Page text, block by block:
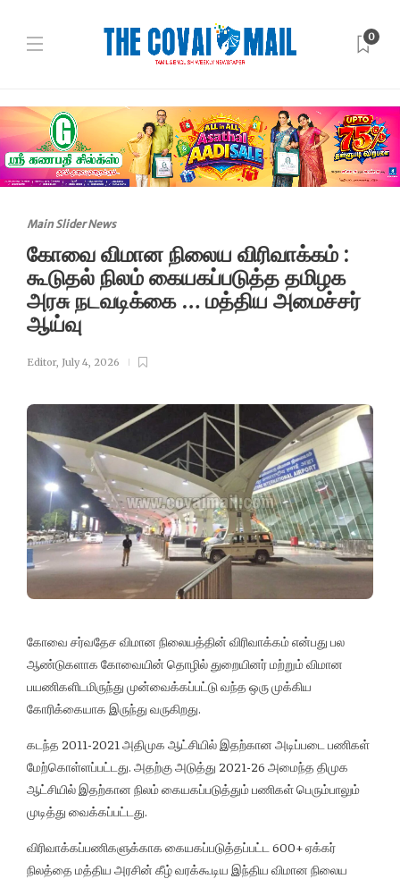
0
Main Slider News
கோவை விமான நிலைய விரிவாக்கம் :
கூடுதல் நிலம் கையகப்படுத்த தமிழக
அரசு நடவடிக்கை … மத்திய அமைச்சர்
ஆய்வு
Editor, July 4, 2026
கோவை சர்வதேச விமான நிலையத்தின் விரிவாக்கம் என்பது பல
ஆண்டுகளாக கோவையின் தொழில் துறையினர் மற்றும் விமான
பயணிகளிடமிருந்து முன்வைக்கப்பட்டு வந்த ஒரு முக்கிய
கோரிக்கையாக இருந்து வருகிறது.
கடந்த 2011-2021 அதிமுக ஆட்சியில் இதற்கான அடிப்படை பணிகள்
மேற்கொள்ளப்பட்டது. அதற்கு அடுத்து 2021-26 அமைந்த திமுக
ஆட்சியில் இதற்கான நிலம் கையகப்படுத்தும் பணிகள் பெரும்பாலும்
முடித்து வைக்கப்பட்டது.
விரிவாக்கப்பணிகளுக்காக கையகப்படுத்தப்பட்ட 600+ ஏக்கர்
நிலத்தை மத்திய அரசின் கீழ் வரக்கூடிய இந்திய விமான நிலைய